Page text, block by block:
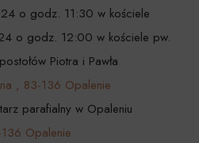
o godz. 11:30 w kościele
o godz. 12:00 w kościele pw.
Piotra i Pawła
, 83-136 Opalenie
parafialny w Opaleniu
Opalenie